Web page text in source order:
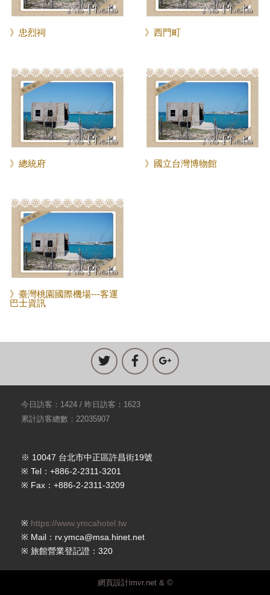
》忠烈祠 》西門町
》總統府 》國立台灣博物館
》臺灣桃園國際機場---客運
巴士資訊
今日訪客：1424 / 昨日訪客：1623
累計訪客總數：22035907
※ 10047 台北市中正區許昌街19號
※ Tel：+886-2-2311-3201
※ Fax：+886-2-2311-3209
※ https://www.ymcahotel.tw
※ Mail：rv.ymca@msa.hinet.net
※ 旅館營業登記證：320
網頁設計imvr.net & ©